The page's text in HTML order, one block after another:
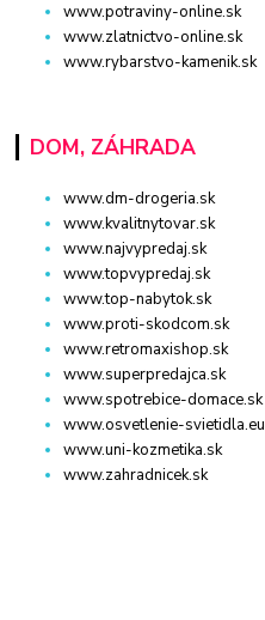
www.potraviny-online.sk
www.zlatnictvo-online.sk
www.rybarstvo-kamenik.sk
DOM, ZÁHRADA
www.dm-drogeria.sk
www.kvalitnytovar.sk
www.najvypredaj.sk
www.topvypredaj.sk
www.top-nabytok.sk
www.proti-skodcom.sk
www.retromaxishop.sk
www.superpredajca.sk
www.spotrebice-domace.sk
www.osvetlenie-svietidla.eu
www.uni-kozmetika.sk
www.zahradnicek.sk